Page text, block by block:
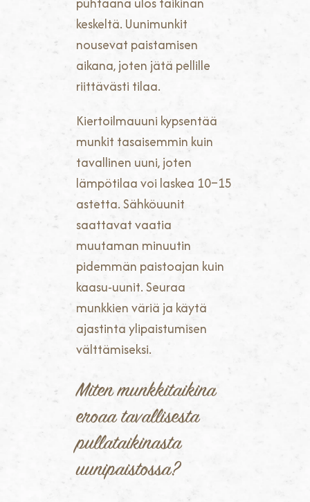
keskeltä. Uunimunkit
nousevat paistamisen
aikana, joten jätä pellille
riittävästi tilaa.
Kiertoilmauuni kypsentää
munkit tasaisemmin kuin
tavallinen uuni, joten
lämpötilaa voi laskea 10–15
astetta. Sähköuunit
saattavat vaatia
muutaman minuutin
pidemmän paistoajan kuin
kaasu-uunit. Seuraa
munkkien väriä ja käytä
ajastinta ylipaistumisen
välttämiseksi.
Miten munkkitaikina
eroaa tavallisesta
pullataikinasta
uunipaistossa?